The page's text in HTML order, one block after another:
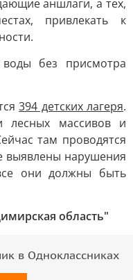
аншлаги, а тех,
привлекать к
без присмотра
394 детских лагеря.
лесных массивов и
там проводятся
выявлены нарушения
они должны быть
область"
в Одноклассниках